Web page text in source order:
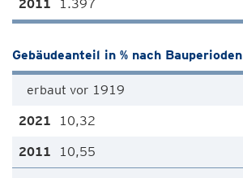
1.397
Gebäudeanteil in % nach Bauperioden
erbaut vor 1919
10,32
10,55